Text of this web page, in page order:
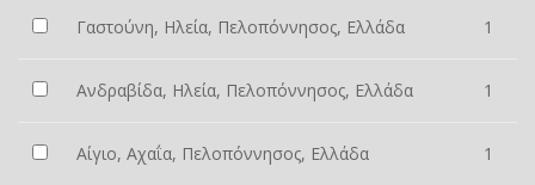
Γαστούνη, Ηλεία, Πελοπόννησος, Ελλάδα 1
Ανδραβίδα, Ηλεία, Πελοπόννησος, Ελλάδα 1
Αίγιο, Αχαΐα, Πελοπόννησος, Ελλάδα 1